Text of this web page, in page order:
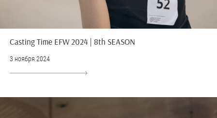
Casting Time EFW 2024 | 8th SEASON
3 ноября 2024